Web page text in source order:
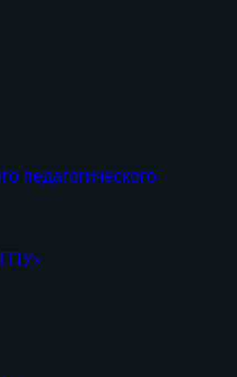
педагогического